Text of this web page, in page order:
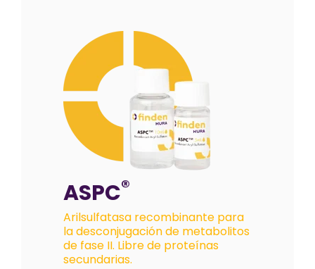
ASPC®
Arilsulfatasa recombinante para
la desconjugación de metabolitos
de fase II. Libre de proteínas
secundarias.